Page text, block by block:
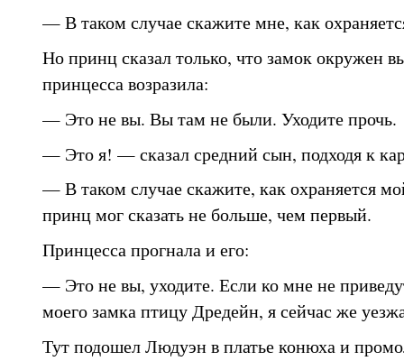
— В таком случае скажите мне, как
Но принц сказал только, что замок окружен
принцесса возразила:
— Это не вы. Вы там не были. Уходите прочь.
— Это я! — сказал средний сын, подходя к
— В таком случае скажите, как охраняется
принц мог сказать не больше, чем первый.
Принцесса прогнала и его:
— Это не вы, уходите. Если ко мне не
моего замка птицу Дредейн, я сейчас же
Тут подошел Людуэн в платье конюха и